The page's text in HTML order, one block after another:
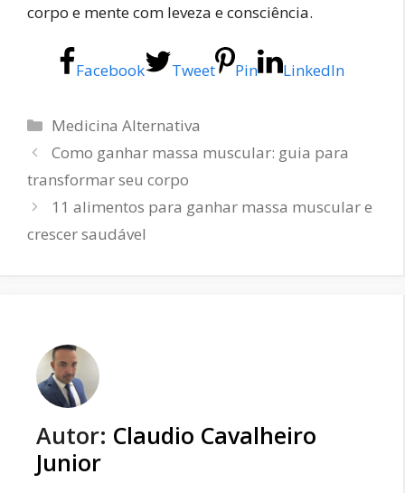
corpo e mente com leveza e consciência.
Facebook Tweet Pin LinkedIn
Categorias
Medicina Alternativa
Como ganhar massa muscular: guia para
transformar seu corpo
11 alimentos para ganhar massa muscular e
crescer saudável
Autor: Claudio Cavalheiro
Junior